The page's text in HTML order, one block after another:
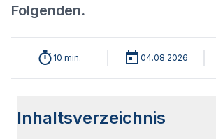
Folgenden.
10 min. 04.08.2026
Inhaltsverzeichnis